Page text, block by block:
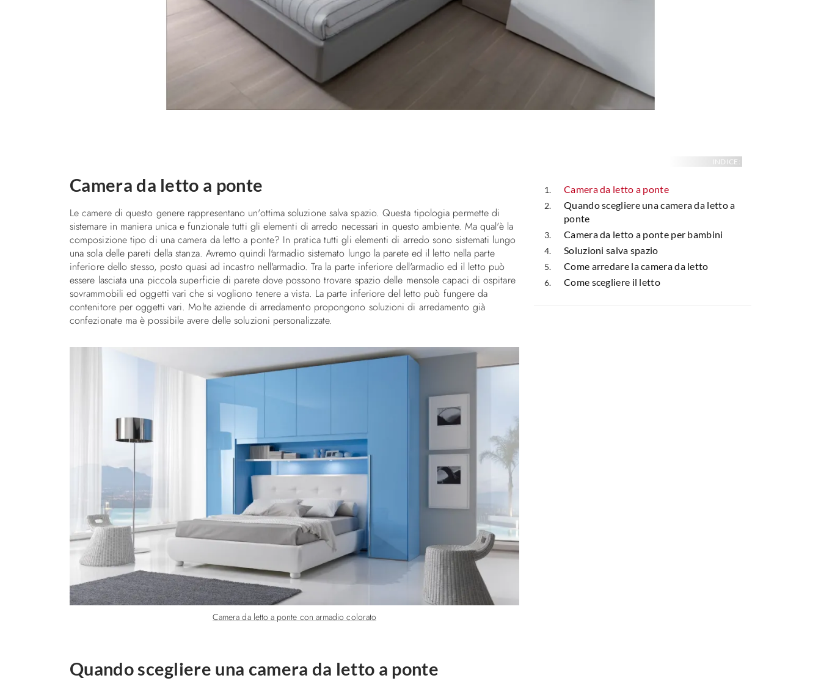
Camera da letto a ponte
Le camere di questo genere rappresentano un'ottima soluzione salva spazio. Questa tipologia permette di
sistemare in maniera unica e funzionale tutti gli elementi di arredo necessari in questo ambiente. Ma qual'è la
composizione tipo di una camera da letto a ponte? In pratica tutti gli elementi di arredo sono sistemati lungo
una sola delle pareti della stanza. Avremo quindi l'armadio sistemato lungo la parete ed il letto nella parte
inferiore dello stesso, posto quasi ad incastro nell'armadio. Tra la parte inferiore dell'armadio ed il letto può
essere lasciata una piccola superficie di parete dove possono trovare spazio delle mensole capaci di ospitare
sovrammobili ed oggetti vari che si vogliono tenere a vista. La parte inferiore del letto può fungere da
contenitore per oggetti vari. Molte aziende di arredamento propongono soluzioni di arredamento già
confezionate ma è possibile avere delle soluzioni personalizzate.
Camera da letto a ponte con armadio colorato
Quando scegliere una camera da letto a ponte
INDICE:
Camera da letto a ponte
Quando scegliere una camera da letto a
ponte
Camera da letto a ponte per bambini
Soluzioni salva spazio
Come arredare la camera da letto
Come scegliere il letto